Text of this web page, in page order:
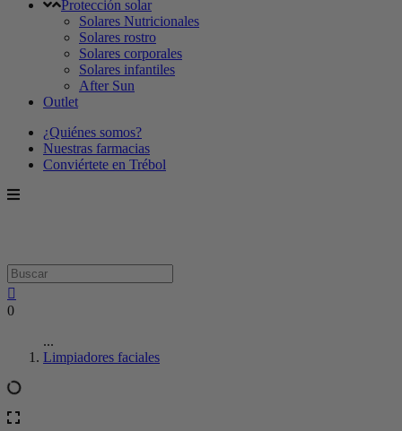
Protección solar
Solares Nutricionales
Solares rostro
Solares corporales
Solares infantiles
After Sun
Outlet
¿Quiénes somos?
Nuestras farmacias
Conviértete en Trébol
0
...
Limpiadores faciales